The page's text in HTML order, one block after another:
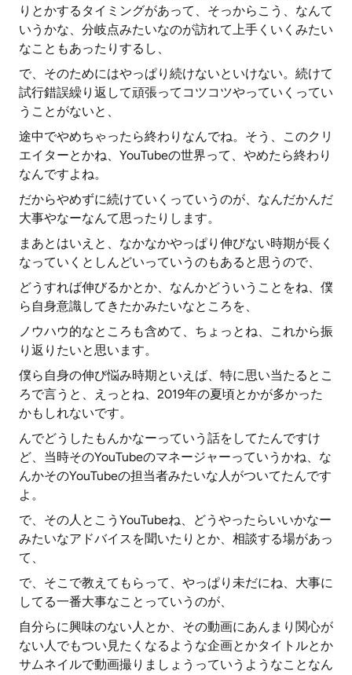
りとかするタイミングがあって、そっからこう、なんて
いうかな、分岐点みたいなのが訪れて上手くいくみたい
なこともあったりするし、
で、そのためにはやっぱり続けないといけない。続けて
試行錯誤繰り返して頑張ってコツコツやっていくってい
うことがないと、
途中でやめちゃったら終わりなんでね。そう、このクリ
エイターとかね、YouTubeの世界って、やめたら終わり
なんですよね。
だからやめずに続けていくっていうのが、なんだかんだ
大事やなーなんて思ったりします。
まあとはいえと、なかなかやっぱり伸びない時期が長く
なっていくとしんどいっていうのもあると思うので、
どうすれば伸びるかとか、なんかどういうことをね、僕
ら自身意識してきたかみたいなところを、
ノウハウ的なところも含めて、ちょっとね、これから振
り返りたいと思います。
僕ら自身の伸び悩み時期といえば、特に思い当たるとこ
ろで言うと、えっとね、2019年の夏頃とかが多かった
かもしれないです。
んでどうしたもんかなーっていう話をしてたんですけ
ど、当時そのYouTubeのマネージャーっていうかね、な
んかそのYouTubeの担当者みたいな人がついてたんです
よ。
で、その人とこうYouTubeね、どうやったらいいかなー
みたいなアドバイスを聞いたりとか、相談する場があっ
て、
で、そこで教えてもらって、やっぱり未だにね、大事に
してる一番大事なことっていうのが、
自分らに興味のない人とか、その動画にあんまり関心が
ない人でもつい見たくなるような企画とかタイトルとか
サムネイルで動画撮りましょうっていうようなことなん